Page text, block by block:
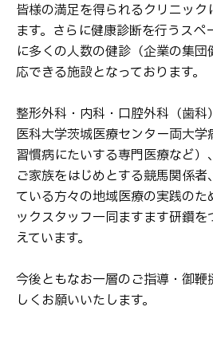
皆様の満足を得られるクリニック
ます。さらに健康診断を行うスペ
に多くの人数の健診（企業の集
応できる施設となっております。
整形外科・内科・口腔外科（歯
医科大学茨城医療センター両大
習慣病にたいする専門医療など
ご家族をはじめとする競馬関係
ている方々の地域医療の実践のた
ックスタッフ一同ますます研鑽
えています。
今後ともなお一層のご指導・御鞭
しくお願いいたします。